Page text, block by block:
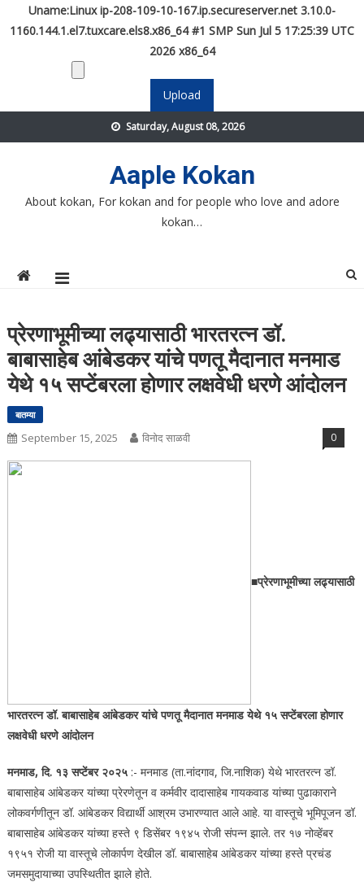
Uname:Linux ip-208-109-10-167.ip.secureserver.net 3.10.0-
1160.144.1.el7.tuxcare.els8.x86_64 #1 SMP Sun Jul 5 17:25:39 UTC
2026 x86_64
to
Saturday, August 08, 2026
Aaple Kokan
About kokan, For kokan and for people who love and adore
kokan…
प्रेरणाभूमीच्या लढ्यासाठी भारतरत्न डॉ.
बाबासाहेब आंबेडकर यांचे पणतू मैदानात मनमाड
येथे १५ सप्टेंबरला होणार लक्षवेधी धरणे आंदोलन
बातम्या
September 15, 2025 विनोद साळवी 0
■प्रेरणाभूमीच्या लढ्यासाठी
भारतरत्न डॉ. बाबासाहेब आंबेडकर यांचे पणतू मैदानात मनमाड येथे १५ सप्टेंबरला होणार
लक्षवेधी धरणे आंदोलन
मनमाड, दि. १३ सप्टेंबर २०२५:- मनमाड (ता.नांदगाव, जि.नाशिक) येथे भारतरत्न डॉ.
बाबासाहेब आंबेडकर यांच्या प्रेरणेतून व कर्मवीर दादासाहेब गायकवाड यांच्या पुढाकाराने
लोकवर्गणीतून डॉ. आंबेडकर विद्यार्थी आश्रम उभारण्यात आले आहे. या वास्तूचे भूमिपूजन डॉ.
बाबासाहेब आंबेडकर यांच्या हस्ते ९ डिसेंबर १९४५ रोजी संपन्न झाले. तर १७ नोव्हेंबर
१९५१ रोजी या वास्तूचे लोकार्पण देखील डॉ. बाबासाहेब आंबेडकर यांच्या हस्ते प्रचंड
जमसमुदायाच्या उपस्थितीत झाले होते.